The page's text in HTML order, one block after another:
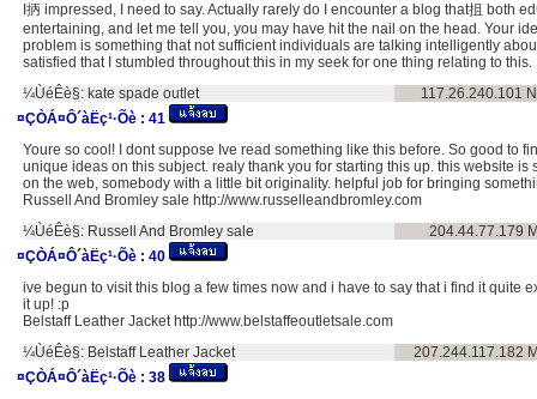
I抦 impressed, I need to say. Actually rarely do I encounter a blog that抯 both
entertaining, and let me tell you, you may have hit the nail on the head. Your
problem is something that not sufficient individuals are talking intelligently
satisfied that I stumbled throughout this in my seek for one thing relating to this.
¼ÙéÊè§: kate spade outlet 117.26.240.101
¤ÇÒÁ¤Ô´àËç¹·Õè : 41
Youre so cool! I dont suppose Ive read something like this before. So good to
unique ideas on this subject. realy thank you for starting this up. this website is
on the web, somebody with a little bit originality. helpful job for bringing
Russell And Bromley sale http://www.russelleandbromley.com
¼ÙéÊè§: Russell And Bromley sale 204.44.77.179
¤ÇÒÁ¤Ô´àËç¹·Õè : 40
ive begun to visit this blog a few times now and i have to say that i find it quite
it up! :p
Belstaff Leather Jacket http://www.belstaffeoutletsale.com
¼ÙéÊè§: Belstaff Leather Jacket 207.244.117.182
¤ÇÒÁ¤Ô´àËç¹·Õè : 38